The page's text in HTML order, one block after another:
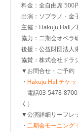
料金：全自由席 500
出演：ソプラノ・金
主催：Hakuju Hall
協力：二期会オペラ
後援：公益財団法人
協賛：株式会社ドラ
▼お問合せ・ご予約
・ Hakuju Hallチケッ
電話03-5478-8700
く）
▼公演詳細リーフレ
・ 二期会モーニング